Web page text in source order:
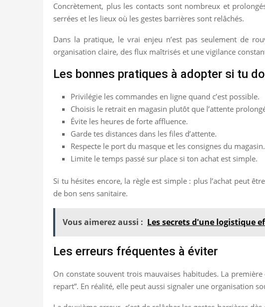
Concrètement, plus les contacts sont nombreux et
serrées et les lieux où les gestes barrières sont relâchés.
Dans la pratique, le vrai enjeu n’est pas seulement de
organisation claire, des flux maîtrisés et une vigilance
Les bonnes pratiques à adopter si tu
Privilégie les commandes en ligne quand c’est possible.
Choisis le retrait en magasin plutôt que l’attente
Évite les heures de forte affluence.
Garde tes distances dans les files d’attente.
Respecte le port du masque et les consignes du magasin.
Limite le temps passé sur place si ton achat est simple.
Si tu hésites encore, la règle est simple : plus l’achat peut
de bon sens sanitaire.
Vous aimerez aussi : Les secrets d'une logistique
Les erreurs fréquentes à éviter
On constate souvent trois mauvaises habitudes. La
repart”. En réalité, elle peut aussi signaler une organisation